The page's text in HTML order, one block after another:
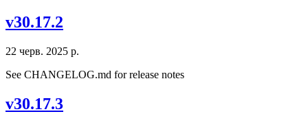
v30.17.2
22 черв. 2025 р.
See CHANGELOG.md for release notes
v30.17.3